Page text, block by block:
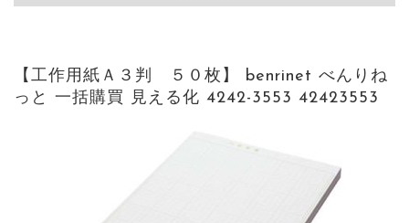
【工作用紙Ａ３判 ５０枚】 benrinet べんりね
っと 一括購買 見える化 4242-3553 42423553